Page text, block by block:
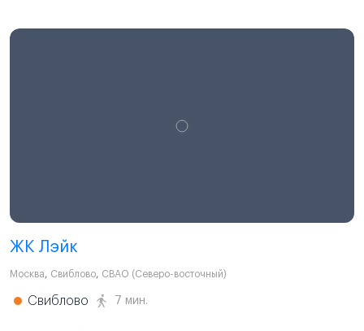
ЖК Лэйк
Москва, Свиблово, СВАО (Северо-восточный)
Свиблово 7 мин.